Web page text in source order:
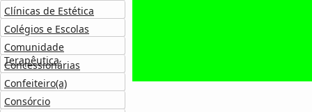
Clínicas de Estética
Colégios e Escolas
Comunidade
Terapêutica
Concessionárias
Confeiteiro(a)
Consórcio